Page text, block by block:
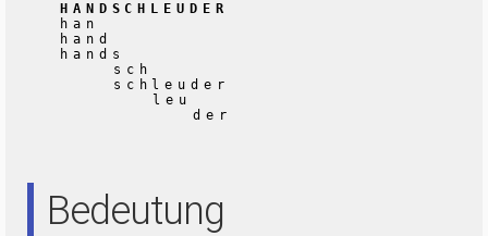
HANDSCHLEUDER
han
hand
hands
sch
schleuder
leu
der
Bedeutung